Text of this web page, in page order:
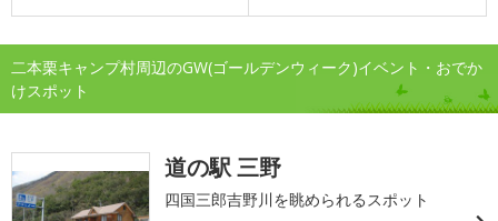
二本栗キャンプ村周辺のGW(ゴールデンウィーク)イベント・おでか
けスポット
道の駅 三野
四国三郎吉野川を眺められるスポット